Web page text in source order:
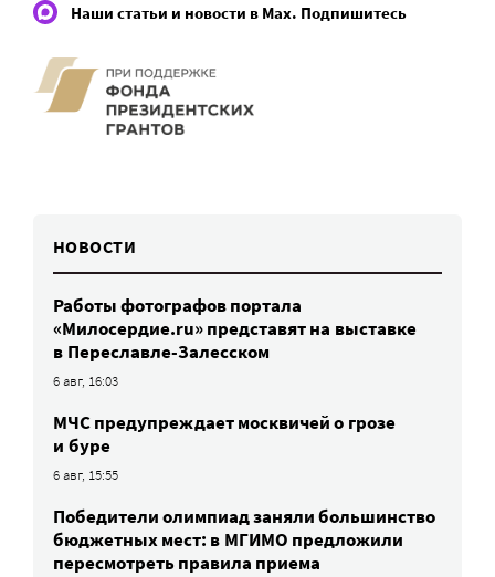
Наши статьи и новости в Max. Подпишитесь
НОВОСТИ
Работы фотографов портала
«Милосердие.ru» представят на выставке
в Переславле-Залесском
6 авг, 16:03
МЧС предупреждает москвичей о грозе
и буре
6 авг, 15:55
Победители олимпиад заняли большинство
бюджетных мест: в МГИМО предложили
пересмотреть правила приема